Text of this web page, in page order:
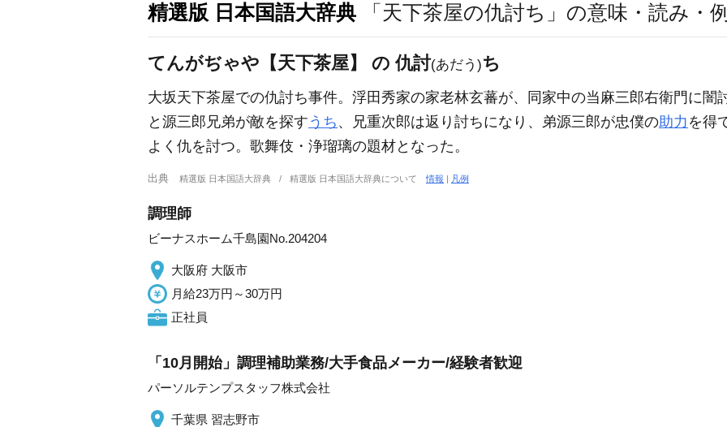
精選版 日本国語大辞典 「天下茶屋の仇討ち」の意味・読み・
てんがぢゃや【天下茶屋】 の 仇討(あだう)ち
大坂天下茶屋での仇討ち事件。浮田秀家の家老林玄蕃が、同家中の当麻三郎右衛門に闇
と源三郎兄弟が敵を探す うち 、兄重次郎は返り討ちになり、弟源三郎が忠僕の助力 を得
よく仇を討つ。歌舞伎・浄瑠璃の題材となった。
出典 精選版 日本国語大辞典 精選版 日本国語大辞典について情報 | 凡例
調理師
ビーナスホーム千島園No.204204
大阪府 大阪市
月給23万円～30万円
正社員
「10月開始」調理補助業務/大手食品メーカー/経験者歓迎
パーソルテンプスタッフ株式会社
千葉県 習志野市